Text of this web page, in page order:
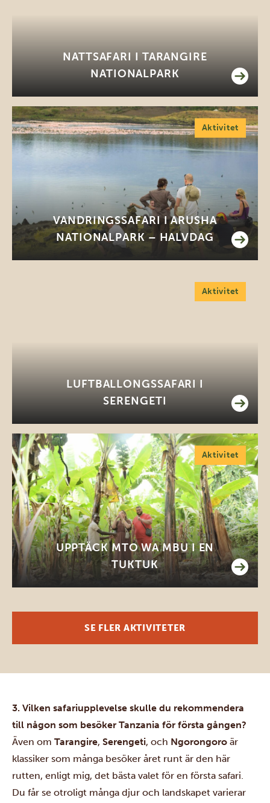
NATTSAFARI I TARANGIRE
NATIONALPARK
Aktivitet
VANDRINGSSAFARI I ARUSHA
NATIONALPARK – HALVDAG
Aktivitet
LUFTBALLONGSSAFARI I
SERENGETI
Aktivitet
UPPTÄCK MTO WA MBU I EN
TUKTUK
SE FLER AKTIVITETER
3. Vilken safariupplevelse skulle du rekommendera
till någon som besöker Tanzania för första gången?
Även om Tarangire, Serengeti, och Ngorongoro är
klassiker som många besöker året runt är den här
rutten, enligt mig, det bästa valet för en första safari.
Du får se otroligt många djur och landskapet varierar